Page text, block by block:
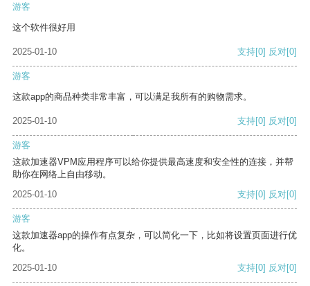
游客
这个软件很好用
2025-01-10 支持[0] 反对[0]
游客
这款app的商品种类非常丰富，可以满足我所有的购物需求。
2025-01-10 支持[0] 反对[0]
游客
这款加速器VPM应用程序可以给你提供最高速度和安全性的连接，并帮
助你在网络上自由移动。
2025-01-10
支持[0] 反对[0]
游客
这款加速器app的操作有点复杂，可以简化一下，比如将设置页面进行优
化。
2025-01-10
支持[0] 反对[0]